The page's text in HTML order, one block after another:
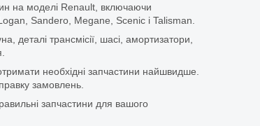
на моделі Renault, включаючи
Sandero, Megane, Scenic і Talisman.
деталі трансмісії, шасі, амортизатори,
необхідні запчастини найшвидше.
замовлень.
запчастини для вашого